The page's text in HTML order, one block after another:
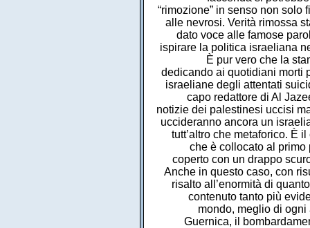
“rimozione” in senso non
alle nevrosi. Verità rimossa
dato voce alle famose
ispirare la politica israeliana
È pur vero che la
dedicando ai quotidiani morti
israeliane degli attentati
capo redattore di Al
notizie dei palestinesi uccisi
uccideranno ancora un
tutt’altro che metaforico. È
che è collocato al primo
coperto con un drappo
Anche in questo caso, con
risalto all’enormità di
contenuto tanto più
mondo, meglio di
Guernica, il